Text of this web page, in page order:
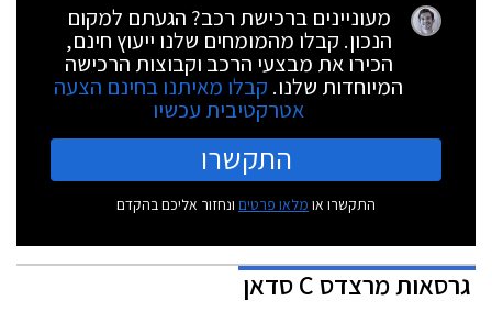
מעוניינים ברכישת רכב? הגעתם למקום
הנכון. קבלו מהמומחים שלנו ייעוץ חינם,
הכירו את מבצעי הרכב וקבוצות הרכישה
המיוחדות שלנו. קבלו מאיתנו בחינם הצעה
אטרקטיבית עכשיו
התקשרו
התקשרו או מלאו פרטים ונחזור אליכם בהקדם
גרסאותמרצדס C סדאן